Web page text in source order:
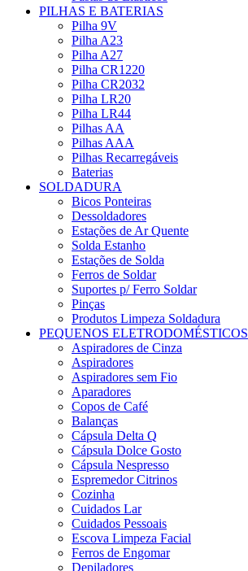
PILHAS E BATERIAS
Pilha 9V
Pilha A23
Pilha A27
Pilha CR1220
Pilha CR2032
Pilha LR20
Pilha LR44
Pilhas AA
Pilhas AAA
Pilhas Recarregáveis
Baterias
SOLDADURA
Bicos Ponteiras
Dessoldadores
Estações de Ar Quente
Solda Estanho
Estações de Solda
Ferros de Soldar
Suportes p/ Ferro Soldar
Pinças
Produtos Limpeza Soldadura
PEQUENOS ELETRODOMÉSTICOS
Aspiradores de Cinza
Aspiradores
Aspiradores sem Fio
Aparadores
Copos de Café
Balanças
Cápsula Delta Q
Cápsula Dolce Gosto
Cápsula Nespresso
Espremedor Citrinos
Cozinha
Cuidados Lar
Cuidados Pessoais
Escova Limpeza Facial
Ferros de Engomar
Depiladores